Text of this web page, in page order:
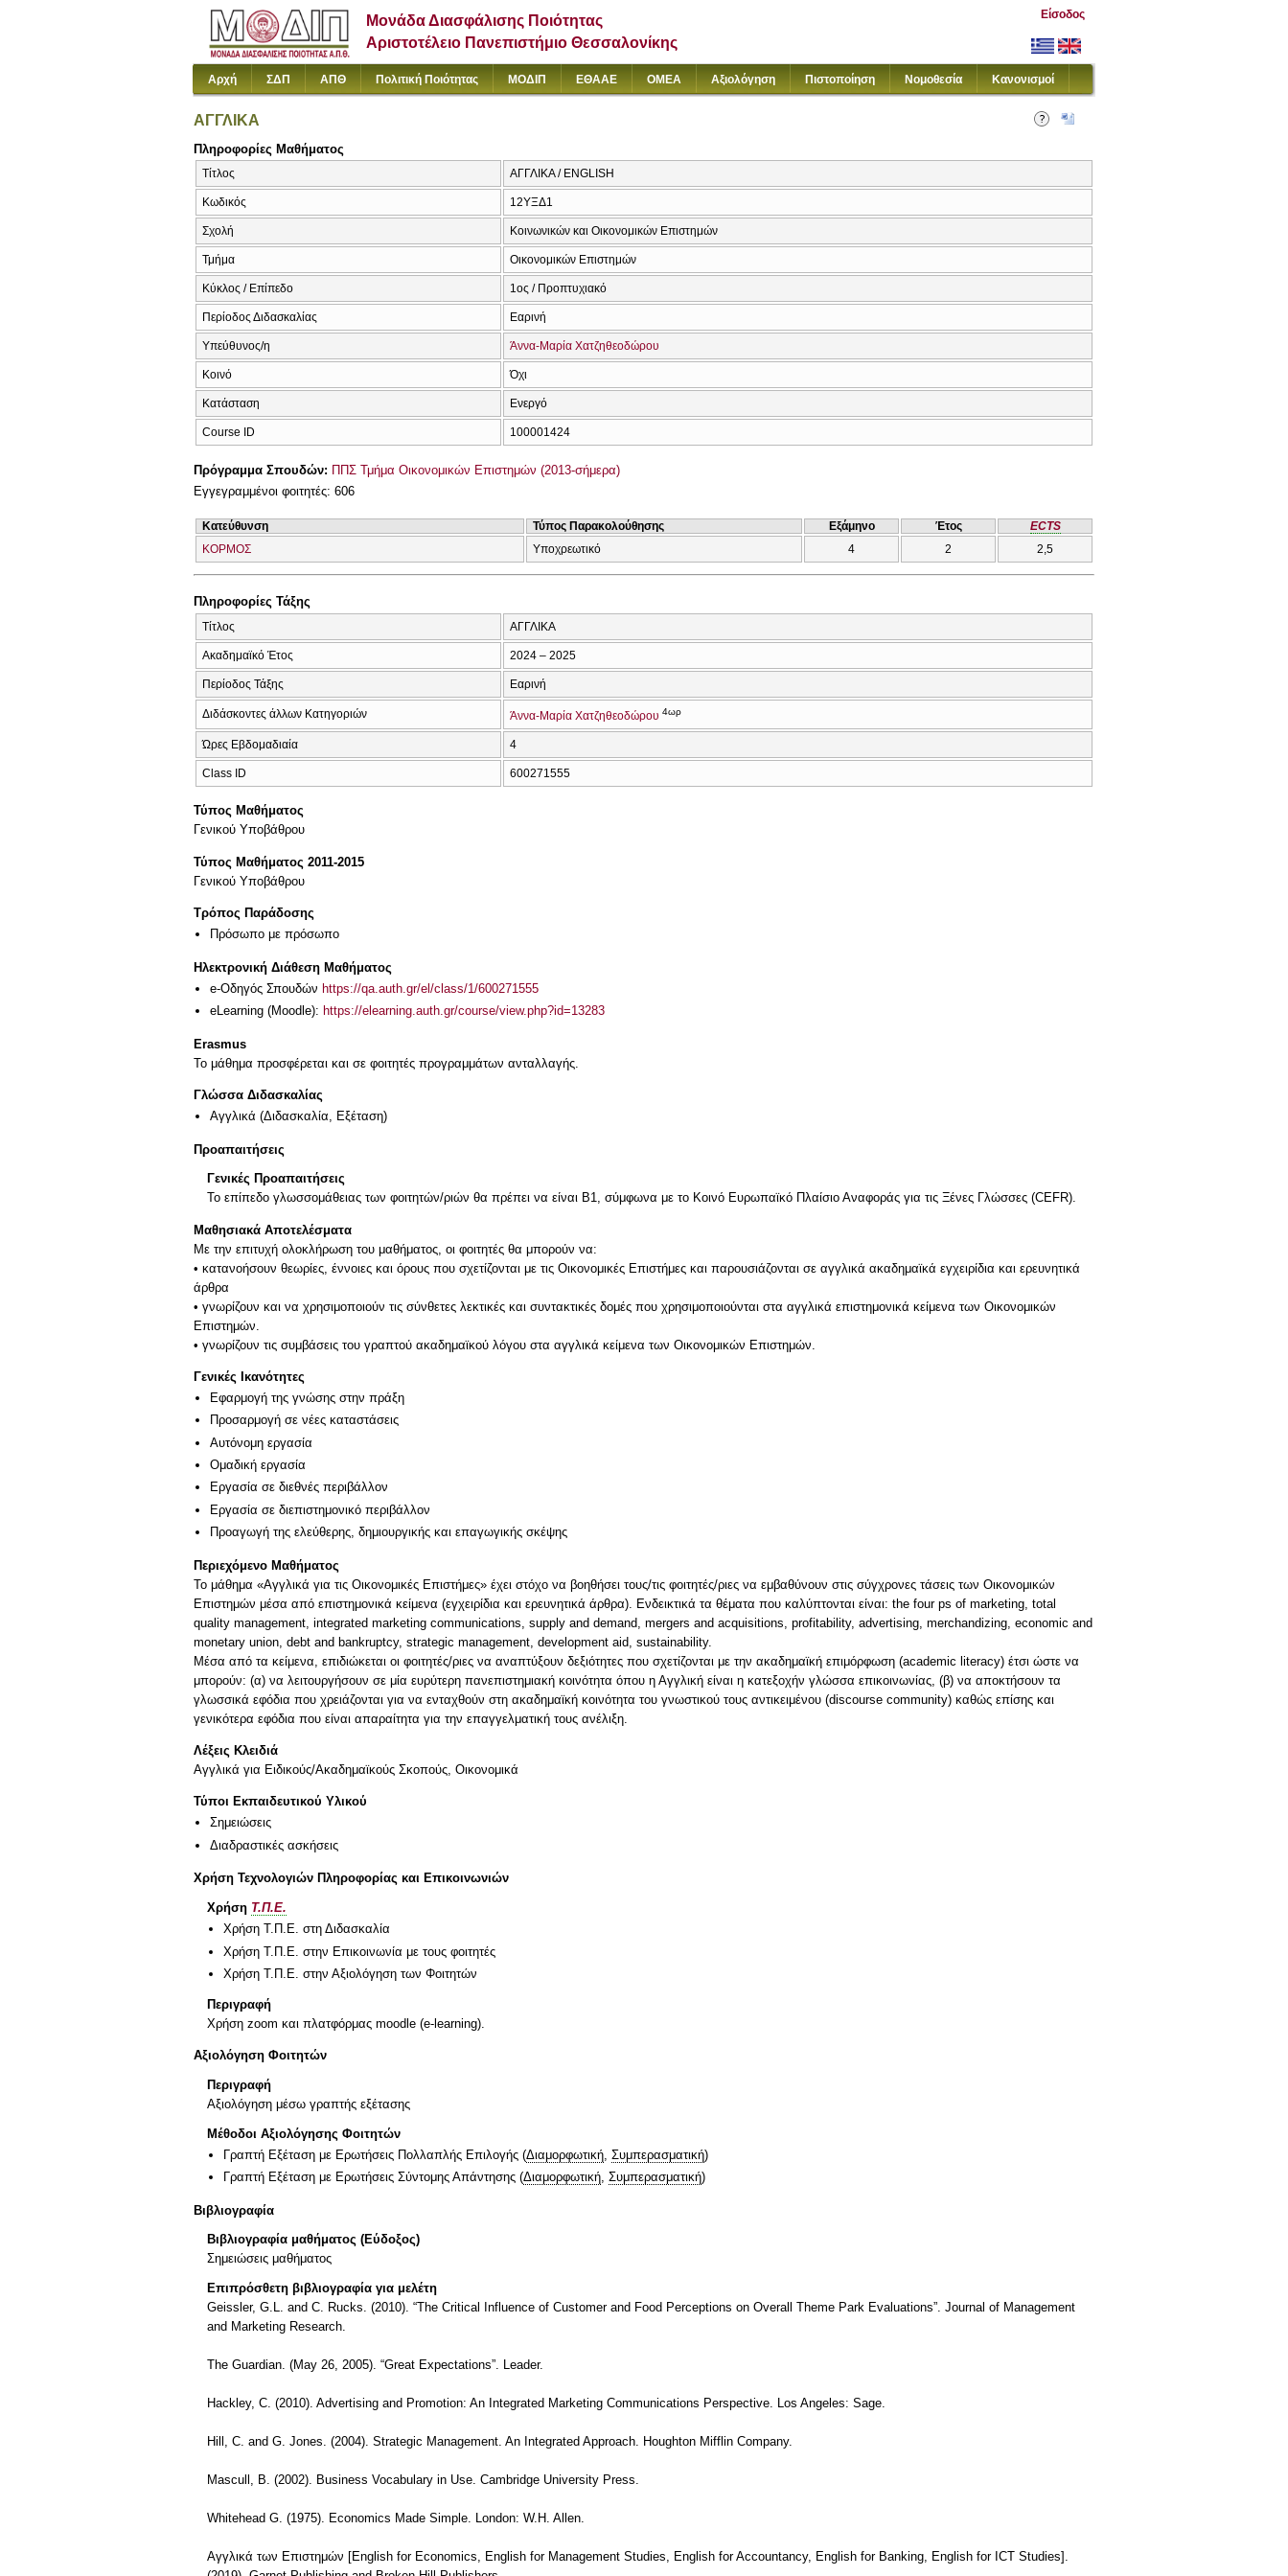
Μονάδα Διασφάλισης Ποιότητας
Αριστοτέλειο Πανεπιστήμιο Θεσσαλονίκης
Είσοδος
Αρχή ΣΔΠ ΑΠΘ Πολιτική Ποιότητας ΜΟΔΙΠ ΕΘΑΑΕ ΟΜΕΑ Αξιολόγηση Πιστοποίηση Νομοθεσία Κανονισμοί
ΑΓΓΛΙΚΑ
Πληροφορίες Μαθήματος
Τίτλος ΑΓΓΛΙΚΑ / ENGLISH
Κωδικός 12ΥΞΔ1
Σχολή Κοινωνικών και Οικονομικών Επιστημών
Τμήμα Οικονομικών Επιστημών
Κύκλος / Επίπεδο 1ος / Προπτυχιακό
Περίοδος Διδασκαλίας Εαρινή
Υπεύθυνος/η Άννα-Μαρία Χατζηθεοδώρου
Κοινό Όχι
Κατάσταση Ενεργό
Course ID 100001424
Πρόγραμμα Σπουδών: ΠΠΣ Τμήμα Οικονομικών Επιστημών (2013-σήμερα)
Εγγεγραμμένοι φοιτητές: 606
Κατεύθυνση Τύπος Παρακολούθησης Εξάμηνο Έτος
ECTS
ΚΟΡΜΟΣ
Υποχρεωτικό 4 2 2,5
Πληροφορίες Τάξης
Τίτλος ΑΓΓΛΙΚΑ
Ακαδημαϊκό Έτος 2024 – 2025
Περίοδος Τάξης Εαρινή
Διδάσκοντες άλλων Κατηγοριών Άννα-Μαρία Χατζηθεοδώρου 4ωρ
Ώρες Εβδομαδιαία 4
Class ID 600271555
Τύπος Μαθήματος
Γενικού Υποβάθρου
Τύπος Μαθήματος 2011-2015
Γενικού Υποβάθρου
Τρόπος Παράδοσης
Πρόσωπο με πρόσωπο
Ηλεκτρονική Διάθεση Μαθήματος
e-Οδηγός Σπουδών https://qa.auth.gr/el/class/1/600271555
eLearning (Moodle): https://elearning.auth.gr/course/view.php?id=13283
Erasmus
Το μάθημα προσφέρεται και σε φοιτητές προγραμμάτων ανταλλαγής.
Γλώσσα Διδασκαλίας
Αγγλικά (Διδασκαλία, Εξέταση)
Προαπαιτήσεις
Γενικές Προαπαιτήσεις
Το επίπεδο γλωσσομάθειας των φοιτητών/ριών θα πρέπει να είναι Β1, σύμφωνα με το Κοινό Ευρωπαϊκό Πλαίσιο Αναφοράς για τις Ξένες Γλώσσες (CEFR).
Μαθησιακά Αποτελέσματα
Με την επιτυχή ολοκλήρωση του μαθήματος, οι φοιτητές θα μπορούν να:
• κατανοήσουν θεωρίες, έννοιες και όρους που σχετίζονται με τις Οικονομικές Επιστήμες και παρουσιάζονται σε αγγλικά ακαδημαϊκά εγχειρίδια και ερευνητικά
άρθρα
• γνωρίζουν και να χρησιμοποιούν τις σύνθετες λεκτικές και συντακτικές δομές που χρησιμοποιούνται στα αγγλικά επιστημονικά κείμενα των Οικονομικών
Επιστημών.
• γνωρίζουν τις συμβάσεις του γραπτού ακαδημαϊκού λόγου στα αγγλικά κείμενα των Οικονομικών Επιστημών.
Γενικές Ικανότητες
Εφαρμογή της γνώσης στην πράξη
Προσαρμογή σε νέες καταστάσεις
Αυτόνομη εργασία
Ομαδική εργασία
Εργασία σε διεθνές περιβάλλον
Εργασία σε διεπιστημονικό περιβάλλον
Προαγωγή της ελεύθερης, δημιουργικής και επαγωγικής σκέψης
Περιεχόμενο Μαθήματος
Το μάθημα «Αγγλικά για τις Οικονομικές Επιστήμες» έχει στόχο να βοηθήσει τους/τις φοιτητές/ριες να εμβαθύνουν στις σύγχρονες τάσεις των Οικονομικών
Επιστημών μέσα από επιστημονικά κείμενα (εγχειρίδια και ερευνητικά άρθρα). Ενδεικτικά τα θέματα που καλύπτονται είναι: the four ps of marketing, total
quality management, integrated marketing communications, supply and demand, mergers and acquisitions, profitability, advertising, merchandizing, economic and
monetary union, debt and bankruptcy, strategic management, development aid, sustainability.
Μέσα από τα κείμενα, επιδιώκεται οι φοιτητές/ριες να αναπτύξουν δεξιότητες που σχετίζονται με την ακαδημαϊκή επιμόρφωση (academic literacy) έτσι ώστε να
μπορούν: (α) να λειτουργήσουν σε μία ευρύτερη πανεπιστημιακή κοινότητα όπου η Αγγλική είναι η κατεξοχήν γλώσσα επικοινωνίας, (β) να αποκτήσουν τα
γλωσσικά εφόδια που χρειάζονται για να ενταχθούν στη ακαδημαϊκή κοινότητα του γνωστικού τους αντικειμένου (discourse community) καθώς επίσης και
Λέξεις Κλειδιά
Αγγλικά για Ειδικούς/Ακαδημαϊκούς Σκοπούς, Οικονομικά
Τύποι Εκπαιδευτικού Υλικού
Σημειώσεις
Διαδραστικές ασκήσεις
Χρήση Τεχνολογιών Πληροφορίας και Επικοινωνιών
Χρήση Τ.Π.Ε.
Χρήση Τ.Π.Ε. στη Διδασκαλία
Χρήση Τ.Π.Ε. στην Επικοινωνία με τους φοιτητές
Χρήση Τ.Π.Ε. στην Αξιολόγηση των Φοιτητών
Περιγραφή
Χρήση zoom και πλατφόρμας moodle (e-learning).
Αξιολόγηση Φοιτητών
Περιγραφή
Αξιολόγηση μέσω γραπτής εξέτασης
Μέθοδοι Αξιολόγησης Φοιτητών
Γραπτή Εξέταση με Ερωτήσεις Πολλαπλής Επιλογής (Διαμορφωτική Συμπερασματική)
Γραπτή Εξέταση με Ερωτήσεις Σύντομης Απάντησης (Διαμορφωτική Συμπερασματική)
Βιβλιογραφία
Βιβλιογραφία μαθήματος (Εύδοξος)
Σημειώσεις μαθήματος
Επιπρόσθετη βιβλιογραφία για μελέτη
Geissler, G.L. and C. Rucks. (2010). “The Critical Influence of Customer and Food Perceptions on Overall Theme Park Evaluations”. Journal of Management
and Marketing Research.
The Guardian. (May 26, 2005). “Great Expectations”. Leader.
Hackley, C. (2010). Advertising and Promotion: An Integrated Marketing Communications Perspective. Los Angeles: Sage.
Hill, C. and G. Jones. (2004). Strategic Management. An Integrated Approach. Houghton Mifflin Company.
Mascull, B. (2002). Business Vocabulary in Use. Cambridge University Press.
Whitehead G. (1975). Economics Made Simple. London: W.H. Allen.
Αγγλικά των Επιστημών [English for Economics, English for Management Studies, English for Accountancy, English for Banking, English for ICT Studies].